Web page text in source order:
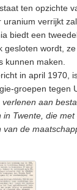
ten opzichte
uranium verrijkt
biedt een
gesloten wordt,
kunnen maken.
in april 1970,
groepen tegen
verlenen aan
in Twente, die
van de